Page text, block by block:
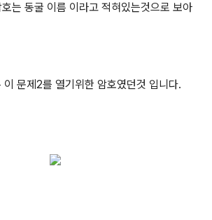
는 동굴 이름 이라고 적혀있는것으로 보아
이 문제2를 열기위한 암호였던것 입니다.